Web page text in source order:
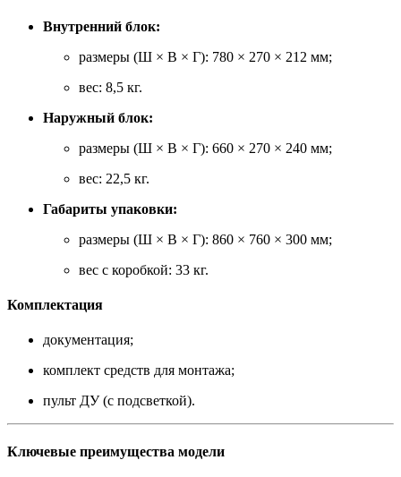
Внутренний блок:
размеры (Ш × В × Г): 780 × 270 × 212 мм;
вес: 8,5 кг.
Наружный блок:
размеры (Ш × В × Г): 660 × 270 × 240 мм;
вес: 22,5 кг.
Габариты упаковки:
размеры (Ш × В × Г): 860 × 760 × 300 мм;
вес с коробкой: 33 кг.
Комплектация
документация;
комплект средств для монтажа;
пульт ДУ (с подсветкой).
Ключевые преимущества модели